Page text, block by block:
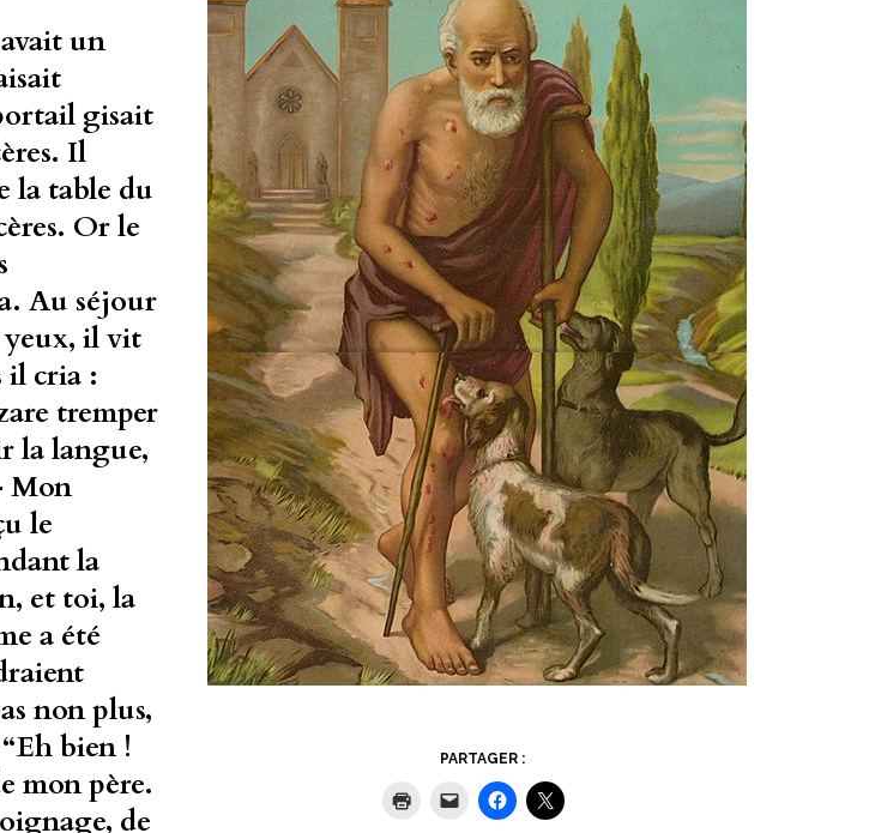
un
gisait
Il
la table du
Or le
Au séjour
yeux, il vit
il cria :
tremper
la langue,
Mon
le
la
et toi, la
a été
non plus,
bien !
mon père.
de
PARTAGER :